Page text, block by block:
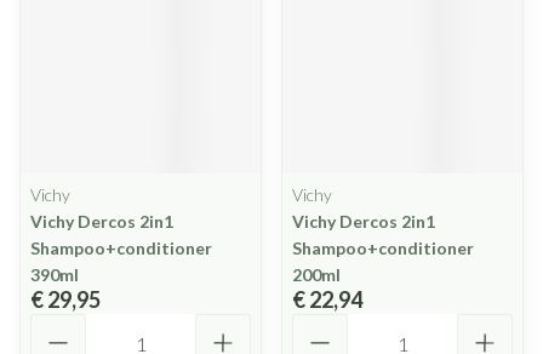
Vichy
Vichy Dercos 2in1
Shampoo+conditioner
390ml
€ 29,95
Vichy
Vichy Dercos 2in1
Shampoo+conditioner
200ml
€ 22,94